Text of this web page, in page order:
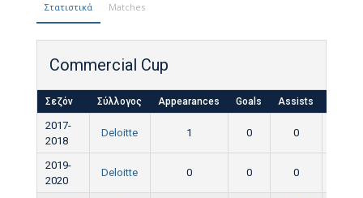
Στατιστικά Matches
Commercial Cup
Σεζόν Σύλλογος Appearances Goals Assists
2017-
2018
Deloitte 1 0 0
2019-
2020
Deloitte 0 0 0